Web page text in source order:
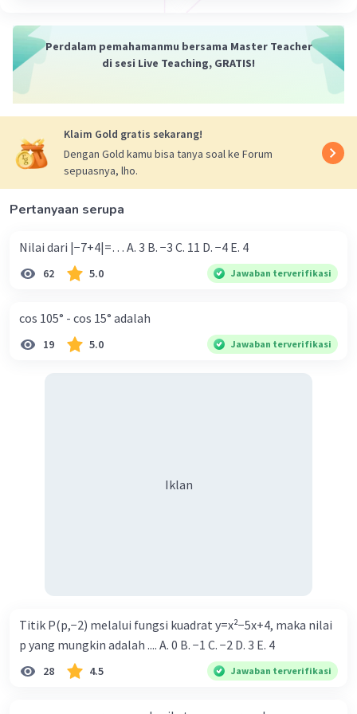
Iklan
Beri Rating·0.0(0) Balas
15 November 2024 14:36
Perdalam pemahamanmu bersama Master Teacher
di sesi Live Teaching, GRATIS!
Klaim Gold gratis sekarang!
Dengan Gold kamu bisa tanya soal ke Forum
sepuasnya, lho.
Pertanyaan serupa
Nilai dari |−7+4|=… A. 3 B. −3 C. 11 D. −4 E. 4
62 5.0 Jawaban terverifikasi
cos 105° - cos 15° adalah
19 5.0 Jawaban terverifikasi
Iklan
Titik P(p,−2) melalui fungsi kuadrat y=x²−5x+4, maka nilai
p yang mungkin adalah .... A. 0 B. −1 C. −2 D. 3 E. 4
28 4.5 Jawaban terverifikasi